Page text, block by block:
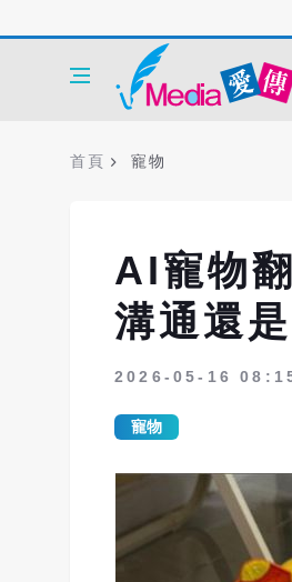
首頁 寵物
AI寵物
溝通還
2026-05-16
寵物